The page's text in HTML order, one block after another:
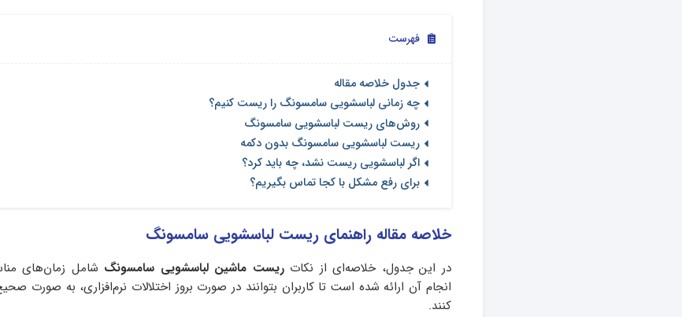
فهرست
جدول خلاصه مقاله
چه زمانی لباسشویی سامسونگ را ریست کنیم؟
روش‌های ریست لباسشویی سامسونگ
ریست لباسشویی سامسونگ بدون دکمه
اگر لباسشویی ریست نشد، چه باید کرد؟
برای رفع مشکل با کجا تماس بگیریم؟
خلاصه مقاله راهنمای ریست لباسشویی سامسونگ
در این جدول، خلاصه‌ای از نکات ریست ماشین لباسشویی سامسونگ شامل زمان‌های
انجام آن ارائه شده است تا کاربران بتوانند در صورت بروز اختلالات نرم‌افزاری، به‌ صورت
کنند.